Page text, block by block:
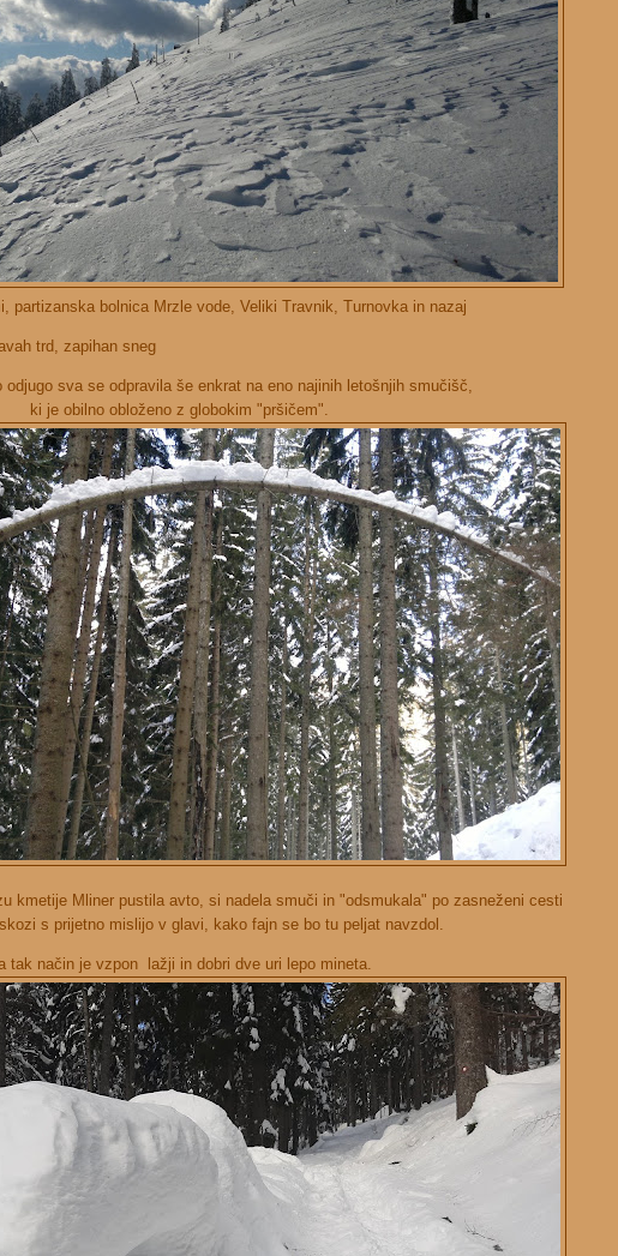
partizanska bolnica Mrzle vode, Veliki Travnik, Turnovka in nazaj
trd, zapihan sneg
odjugo sva se odpravila še enkrat na eno najinih letošnjih smučišč,
ki je obilno obloženo z globokim "pršičem".
kmetije Mliner pustila avto, si nadela smuči in "odsmukala" po zasneženi cesti
s prijetno mislijo v glavi, kako fajn se bo tu peljat navzdol.
tak način je vzpon lažji in dobri dve uri lepo mineta.